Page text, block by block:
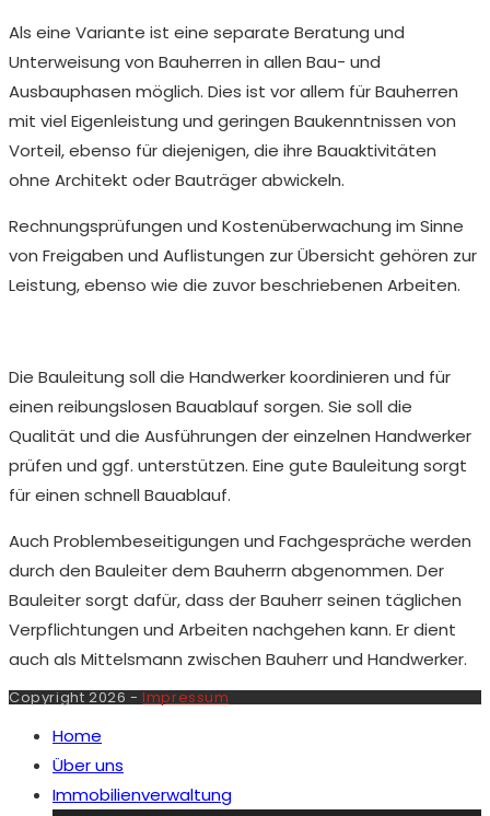
Als eine Variante ist eine separate Beratung und
Unterweisung von Bauherren in allen Bau- und
Ausbauphasen möglich. Dies ist vor allem für Bauherren
mit viel Eigenleistung und geringen Baukenntnissen von
Vorteil, ebenso für diejenigen, die ihre Bauaktivitäten
ohne Architekt oder Bauträger abwickeln.
Rechnungsprüfungen und Kostenüberwachung im Sinne
von Freigaben und Auflistungen zur Übersicht gehören zur
Leistung, ebenso wie die zuvor beschriebenen Arbeiten.
Die Bauleitung soll die Handwerker koordinieren und für
einen reibungslosen Bauablauf sorgen. Sie soll die
Qualität und die Ausführungen der einzelnen Handwerker
prüfen und ggf. unterstützen. Eine gute Bauleitung sorgt
für einen schnell Bauablauf.
Auch Problembeseitigungen und Fachgespräche werden
durch den Bauleiter dem Bauherrn abgenommen. Der
Bauleiter sorgt dafür, dass der Bauherr seinen täglichen
Verpflichtungen und Arbeiten nachgehen kann. Er dient
auch als Mittelsmann zwischen Bauherr und Handwerker.
Copyright 2026 -Impressum
Home
Über uns
Immobilienverwaltung